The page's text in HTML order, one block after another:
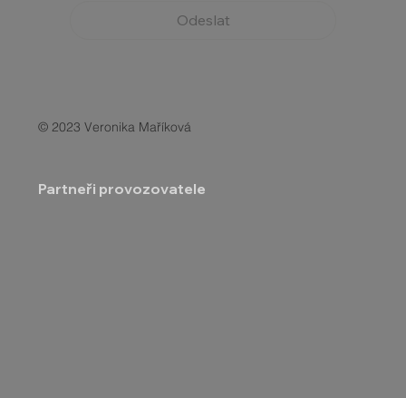
Odeslat
© 2023 Veronika Maříková
Partneři provozovatele